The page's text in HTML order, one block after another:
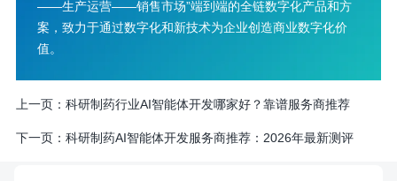
——生产运营——销售市场”端到端的全链数字化产品和方
案，致力于通过数字化和新技术为企业创造商业数字化价
值。
上一页： 科研制药行业AI智能体开发哪家好？靠谱服务商推荐
下一页： 科研制药AI智能体开发服务商推荐：2026年最新测评